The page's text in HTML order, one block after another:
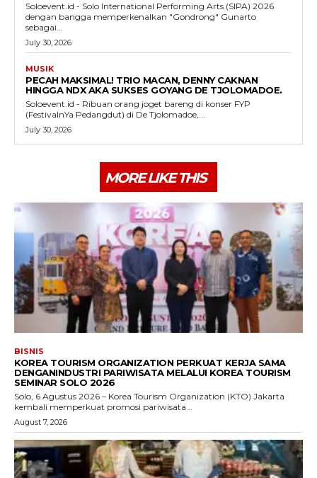
Soloevent.id - Solo International Performing Arts (SIPA) 2026
dengan bangga memperkenalkan "Gondrong" Gunarto
sebagai...
July 30, 2026
MUSIK
PECAH MAKSIMAL! TRIO MACAN, DENNY CAKNAN
HINGGA NDX AKA SUKSES GOYANG DE TJOLOMADOE.
Soloevent.id - Ribuan orang joget bareng di konser FYP
(FestivalnYa Pedangdut) di De Tjolomadoe,...
July 30, 2026
MORE LIKE THIS
BISNIS
KOREA TOURISM ORGANIZATION PERKUAT KERJA SAMA
DENGANINDUSTRI PARIWISATA MELALUI KOREA TOURISM
SEMINAR SOLO 2026
Solo, 6 Agustus 2026 – Korea Tourism Organization (KTO) Jakarta
kembali memperkuat promosi pariwisata...
August 7, 2026